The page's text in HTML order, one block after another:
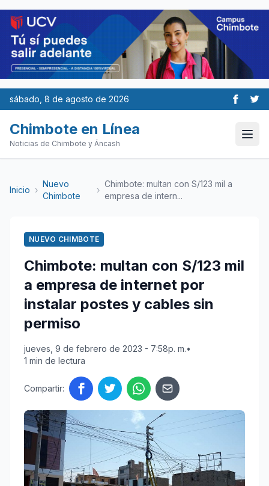
sábado, 8 de agosto de 2026
Chimbote en Línea
Noticias de Chimbote y Áncash
Inicio ›
Nuevo
Chimbote
›
Chimbote: multan con S/123 mil a
empresa de intern...
NUEVO CHIMBOTE
Chimbote: multan con S/123 mil
a empresa de internet por
instalar postes y cables sin
permiso
jueves, 9 de febrero de 2023 - 7:58p. m.•
1 min de lectura
Compartir: